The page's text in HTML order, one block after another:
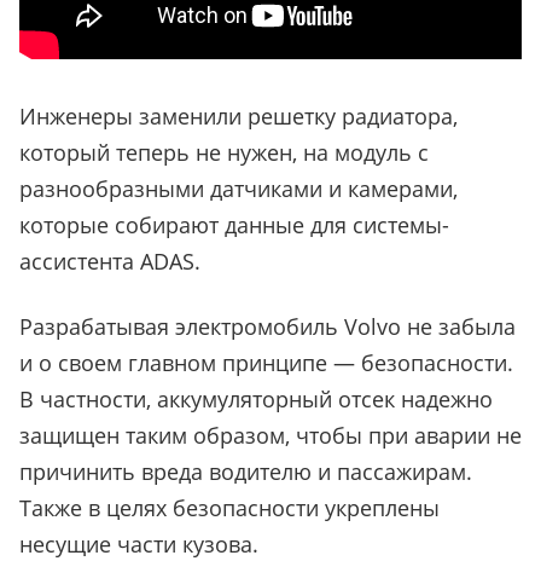
Инженеры заменили решетку радиатора,
который теперь не нужен, на модуль с
разнообразными датчиками и камерами,
которые собирают данные для системы-
ассистента ADAS.
Разрабатывая электромобиль Volvo не забыла
и о своем главном принципе — безопасности.
В частности, аккумуляторный отсек надежно
защищен таким образом, чтобы при аварии не
причинить вреда водителю и пассажирам.
Также в целях безопасности укреплены
несущие части кузова.